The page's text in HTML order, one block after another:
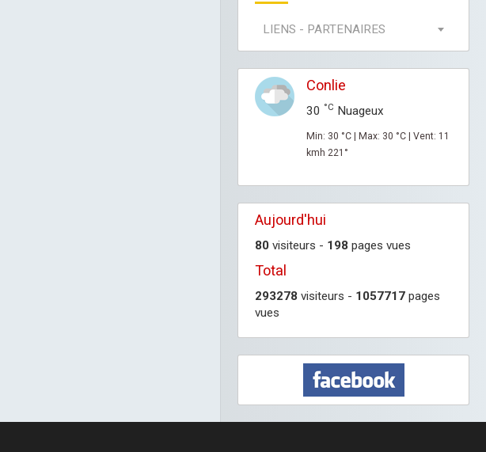
LIENS - PARTENAIRES
Conlie
30 °C Nuageux
Min: 30 °C | Max: 30 °C | Vent: 11
kmh 221°
Aujourd'hui
80 visiteurs - 198 pages vues
Total
293278 visiteurs - 1057717 pages
vues